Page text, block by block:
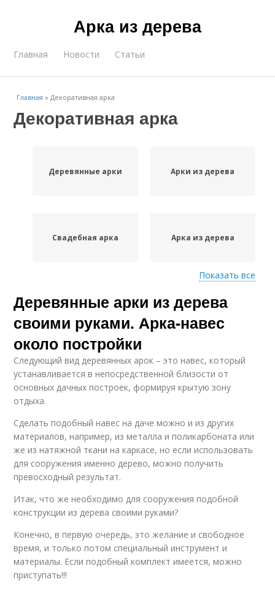
Арка из дерева
Главная Новости Статьи
Главная »Декоративная арка
Декоративная арка
Деревянные арки Арки из дерева
Свадебная арка Арка из дерева
Декоративные уголки
Показать все
Деревянные арки из дерева
своими руками. Арка-навес
около постройки
Следующий вид деревянных арок – это навес, который
устанавливается в непосредственной близости от
основных дачных построек, формируя крытую зону
отдыха.
Сделать подобный навес на даче можно и из других
материалов, например, из металла и поликарбоната или
же из натяжной ткани на каркасе, но если использовать
для сооружения именно дерево, можно получить
превосходный результат.
Итак, что же необходимо для сооружения подобной
конструкции из дерева своими руками?
Конечно, в первую очередь, это желание и свободное
время, и только потом специальный инструмент и
материалы. Если подобный комплект имеется, можно
приступать!!!